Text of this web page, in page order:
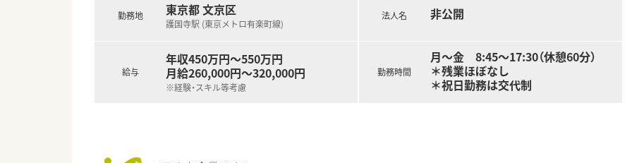
勤務地 東京都 文京区
護国寺駅 (東京メトロ有楽町線)
給与
年収450万円～550万円
月給260,000円～320,000円
※経験・スキル等考慮
法人名 非公開
勤務時間
月～金 8:45～17:30（休憩60分）
＊残業ほぼなし
＊祝日勤務は交代制